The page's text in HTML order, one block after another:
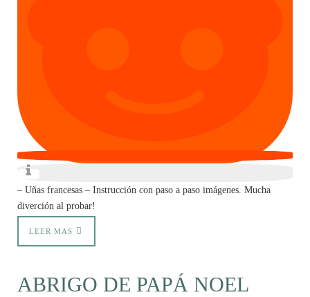
– Uñas francesas – Instrucción con paso a paso imágenes. Mucha
diverción al probar!
LEER MAS
ABRIGO DE PAPÁ NOEL